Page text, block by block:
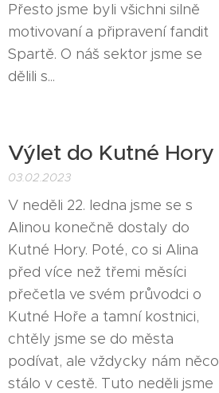
Přesto jsme byli všichni silně
motivovaní a připravení fandit
Spartě. O náš sektor jsme se
dělili s...
Výlet do Kutné Hory
03.02.2023
V neděli 22. ledna jsme se s
Alinou konečně dostaly do
Kutné Hory. Poté, co si Alina
před více než třemi měsíci
přečetla ve svém průvodci o
Kutné Hoře a tamní kostnici,
chtěly jsme se do města
podívat, ale vždycky nám něco
stálo v cestě. Tuto neděli jsme